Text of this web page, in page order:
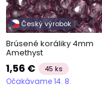
Český výrobok
Brúsené koráliky 4mm
Amethyst
1,56 € 45 ks
Očakávame 14. 8.